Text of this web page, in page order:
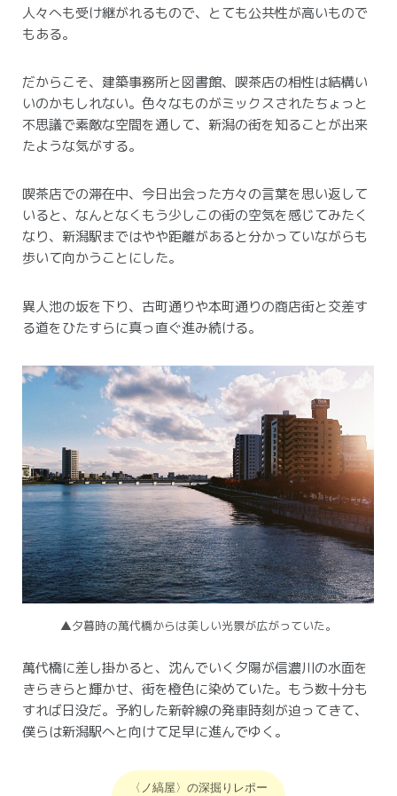
人々へも受け継がれるもので、とても公共性が高いもので
もある。
だからこそ、建築事務所と図書館、喫茶店の相性は結構い
いのかもしれない。色々なものがミックスされたちょっと
不思議で素敵な空間を通して、新潟の街を知ることが出来
たような気がする。
喫茶店での滞在中、今日出会った方々の言葉を思い返して
いると、なんとなくもう少しこの街の空気を感じてみたく
なり、新潟駅まではやや距離があると分かっていながらも
歩いて向かうことにした。
異人池の坂を下り、古町通りや本町通りの商店街と交差す
る道をひたすらに真っ直ぐ進み続ける。
▲夕暮時の萬代橋からは美しい光景が広がっていた。
萬代橋に差し掛かると、沈んでいく夕陽が信濃川の水面を
きらきらと輝かせ、街を橙色に染めていた。 もう数十分も
すれば日没だ。 予約した新幹線の発車時刻が迫ってきて、
僕らは新潟駅へと向けて足早に進んでゆく。
〈ノ縞屋〉の深掘りレポー